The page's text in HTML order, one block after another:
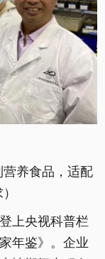
营养食品，适配
上央视科普栏
年鉴》。企业